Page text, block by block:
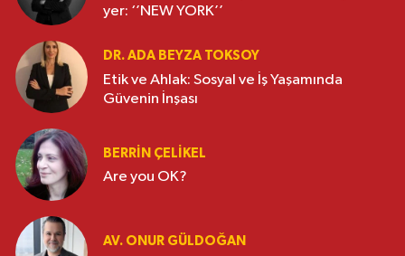
yer: ‘’NEW YORK’’
DR. ADA BEYZA TOKSOY
Etik ve Ahlak: Sosyal ve İş Yaşamında
Güvenin İnşası
BERRIN ÇELIKEL
Are you OK?
AV. ONUR GÜLDOĞAN